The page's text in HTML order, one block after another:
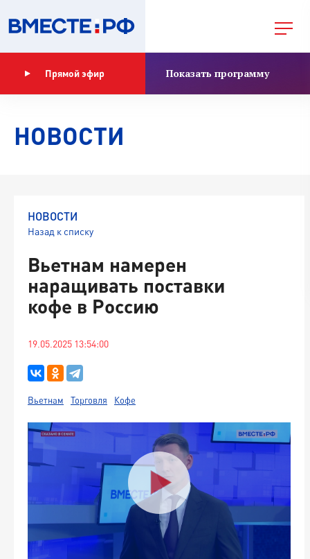
Прямой эфир Показать программу
НОВОСТИ
НОВОСТИ
Назад к списку
Вьетнам намерен
наращивать поставки
кофе в Россию
19.05.2025 13:54:00
Вьетнам Торговля Кофе